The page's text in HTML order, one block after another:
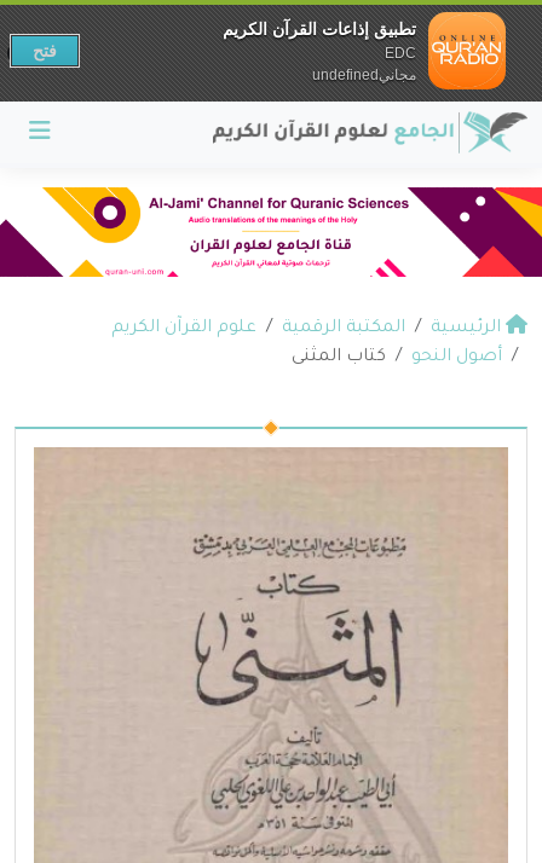
الرئيسية المكتبة الرقمية
علوم القرآن الكريم
أصول النحو
كتاب المثنى
تطبيق إذاعات القرآن الكريم
EDC
مجانيundefined
فتح